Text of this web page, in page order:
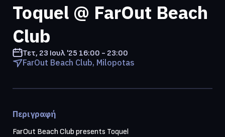
Toquel @ FarOut Beach
Club
Τετ, 23 Ιουλ '25 16:00 - 23:00
FarOut Beach Club, Milopotas
Περιγραφή
FarOut Beach Club presents Toquel